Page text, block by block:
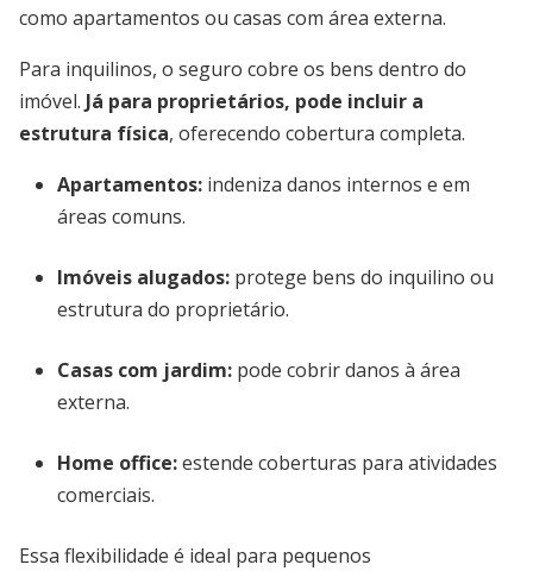
como apartamentos ou casas com área externa.
Para inquilinos, o seguro cobre os bens dentro do
imóvel. Já para proprietários, pode incluir a
estrutura física, oferecendo cobertura completa.
Apartamentos: indeniza danos internos e em
áreas comuns.
Imóveis alugados: protege bens do inquilino ou
estrutura do proprietário.
Casas com jardim: pode cobrir danos à área
externa.
Home office:estende coberturas para atividades
comerciais.
Essa flexibilidade é ideal para pequenos